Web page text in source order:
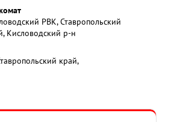
РВК, Ставропольский
Кисловодский р-н
край,